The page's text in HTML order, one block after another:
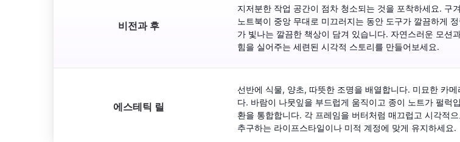
비전과 후
지저분한 작업 공간이 점차 청소되는 것을 포착하세요. 구
노트북이 중앙 무대로 미끄러지는 동안 도구가 깔끔하게
가 빛나는 깔끔한 책상이 담겨 있습니다. 자연스러운 모션
힘을 실어주는 세련된 시각적 스토리를 만들어보세요.
에스테틱 릴
선반에 식물, 양초, 따뜻한 조명을 배열합니다. 미묘한 카
다. 바람이 나뭇잎을 부드럽게 움직이고 종이 노트가 펄럭
환을 통합합니다. 각 프레임을 버터처럼 매끄럽고 시각적
추구하는 라이프스타일이나 미적 계정에 맞게 유지하세요.